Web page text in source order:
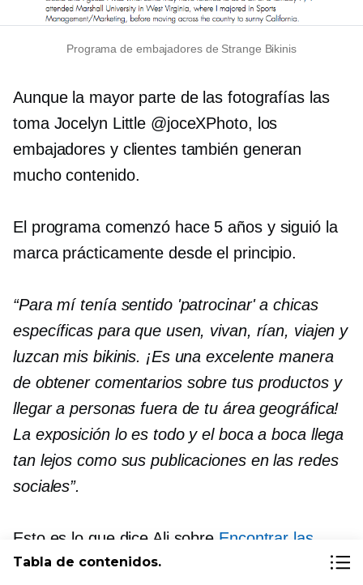
Programa de embajadores de Strange Bikinis
Aunque la mayor parte de las fotografías las
toma Jocelyn Little @joceXPhoto, los
embajadores y clientes también generan
mucho contenido.
El programa comenzó hace 5 años y siguió la
marca prácticamente desde el principio.
“Para mí tenía sentido 'patrocinar' a chicas
específicas para que usen, vivan, rían, viajen y
luzcan mis bikinis. ¡Es una excelente manera
de obtener comentarios sobre tus productos y
llegar a personas fuera de tu área geográfica!
La exposición lo es todo y el boca a boca llega
tan lejos como sus publicaciones en las redes
sociales”.
Esto es lo que dice Ali sobre Encontrar las
chicas adecuadaspor la
Tabla de contenidos.